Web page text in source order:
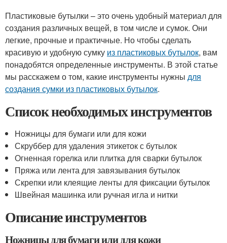
Пластиковые бутылки – это очень удобный материал для
создания различных вещей, в том числе и сумок. Они
легкие, прочные и практичные. Но чтобы сделать
красивую и удобную сумку из пластиковых бутылок, вам
понадобятся определенные инструменты. В этой статье
мы расскажем о том, какие инструменты нужны для
создания сумки из пластиковых бутылок.
Список необходимых инструментов
Ножницы для бумаги или для кожи
Скруббер для удаления этикеток с бутылок
Огненная горелка или плитка для сварки бутылок
Пряжа или лента для завязывания бутылок
Скрепки или клеящие ленты для фиксации бутылок
Швейная машинка или ручная игла и нитки
Описание инструментов
Ножницы для бумаги или для кожи